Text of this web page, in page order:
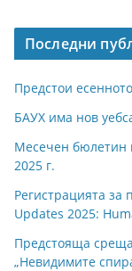
Последни
Предстои
БАУХ има нов
Месечен бюлетин
2025 г.
Регистрацията за
Updates 2025:
Предстояща
„Невидимите